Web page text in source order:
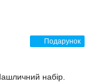
Подарунок
набір.